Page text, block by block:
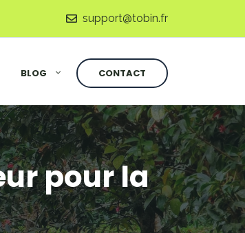
support@tobin.fr
BLOG CONTACT
pour la